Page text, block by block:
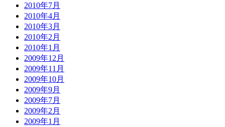
2010年7月
2010年4月
2010年3月
2010年2月
2010年1月
2009年12月
2009年11月
2009年10月
2009年9月
2009年7月
2009年2月
2009年1月